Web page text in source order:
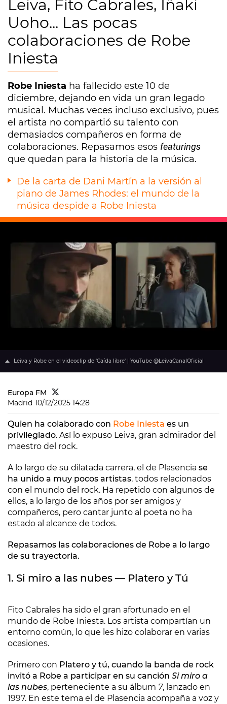
Leiva, Fito Cabrales, Iñaki
Uoho... Las pocas
colaboraciones de Robe
Iniesta
Robe Iniesta ha fallecido este 10 de
diciembre, dejando en vida un gran legado
musical. Muchas veces incluso exclusivo, pues
el artista no compartió su talento con
demasiados compañeros en forma de
colaboraciones. Repasamos esos featurings
que quedan para la historia de la música.
De la carta de Dani Martín a la versión al
piano de James Rhodes: el mundo de la
música despide a Robe Iniesta
Leiva y Robe en el videoclip de 'Caída libre' | YouTube @LeivaCanalOficial
Europa FM
Madrid 10/12/2025 14:28
Quien ha colaborado con Robe Iniesta es un
privilegiado. Así lo expuso Leiva, gran admirador del
maestro del rock.
A lo largo de su dilatada carrera, el de Plasencia se
ha unido a muy pocos artistas, todos relacionados
con el mundo del rock. Ha repetido con algunos de
ellos, a lo largo de los años por ser amigos y
compañeros, pero cantar junto al poeta no ha
estado al alcance de todos.
Repasamos las colaboraciones de Robe a lo largo
de su trayectoria.
1. Si miro a las nubes — Platero y Tú
Fito Cabrales ha sido el gran afortunado en el
mundo de Robe Iniesta. Los artista compartían un
entorno común, lo que les hizo colaborar en varias
ocasiones.
Primero con Platero y tú, cuando la banda de rock
invitó a Robe a participar en su canción Si miro a
las nubes, perteneciente a su álbum 7, lanzado en
1997. En este tema el de Plasencia acompaña a voz y